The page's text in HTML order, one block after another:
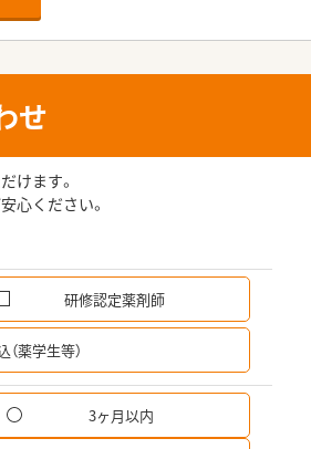
せ
けます。
心ください。
研修認定薬剤師
薬学生等）
3ヶ月以内